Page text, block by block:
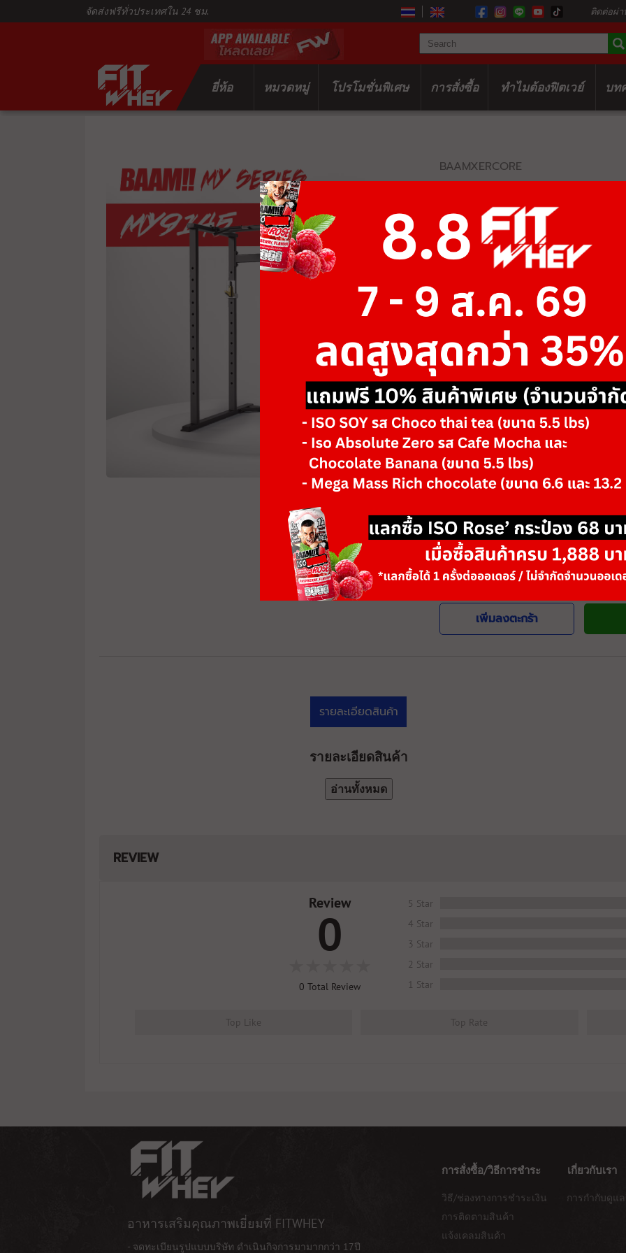
จัดส่งฟรีทั่วประเทศใน 24 ชม. ติดต่อผ่า
ยี่ห้อ หมวดหมู่ โปรโมชั่นพิเศษ การสั่งซื้อ ทำไมต้องฟิตเวย์ บท
BAAMXERCORE
E3048
฿24,700 ฿38,000
ขนาด
รสชาติ/ตัวเลือก Black Flame &
Brown Flame &
Silver Frame &
จำนวน - +
วันหมดอายุ: 06/28
เพิ่มลงตะกร้า
รายละเอียดสินค้า
รายละเอียดสินค้า
อ่านทั้งหมด
REVIEW
Review
0
0 Total Review
5 Star
4 Star
3 Star
2 Star
1 Star
Top Like Top Rate
อาหารเสริมคุณภาพเยี่ยมที่ FITWHEY
- จดทะเบียนรูปแบบบริษัท ดำเนินกิจการมามากกว่า 17ปี
การสั่งซื้อ/วิธีการชำระ เกี่ยวกับเรา
วิธี/ช่องทางการชำระเงิน
การติดตามสินค้า
แจ้งเคลมสินค้า
การกำกับดูแ